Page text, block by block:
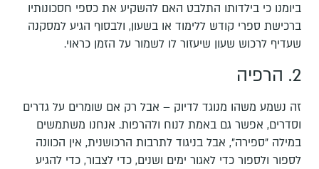
ביומנו כי בילדותו התלבט האם להשקיע את כספי חסכונותיו
ברכישת ספרי קודש ללימוד או בשעון, ולבסוף הגיע למסקנה
שעדיף לרכוש שעון שיעזור לו לשמור על הזמן כראוי.
2. הרפיה
זה נשמע משהו מנוגד לדיוק – אבל רק אם שומרים על גדרים
וסדרים, אפשר גם באמת לנוח ולהרפות. אנחנו משתמשים
במילה "ספירה", אבל בניגוד לתרבות הרכושנית, אין הכוונה
לספור ולספור כדי לאגור ימים ושנים, כדי לצבור, כדי להגיע